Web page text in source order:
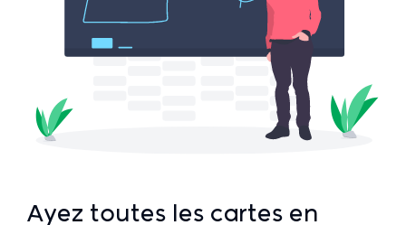
Ayez toutes les cartes en